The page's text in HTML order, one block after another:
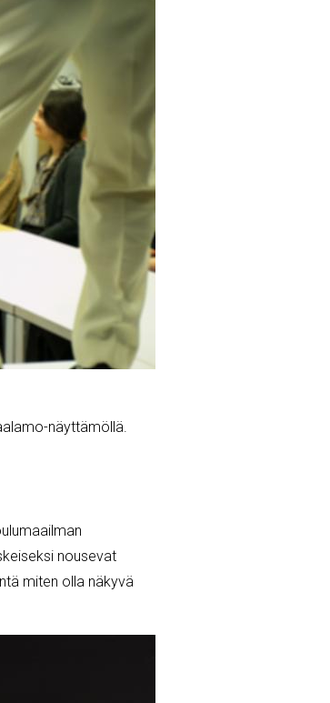
näyttämöllä.
nousevat
miten olla näkyvä